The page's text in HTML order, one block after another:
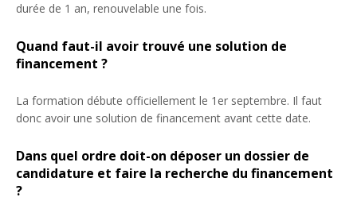
durée de 1 an, renouvelable une fois.
Quand faut-il avoir trouvé une solution de
financement ?
La formation débute officiellement le 1er septembre. Il faut
donc avoir une solution de financement avant cette date.
Dans quel ordre doit-on déposer un dossier de
candidature et faire la recherche du financement
?